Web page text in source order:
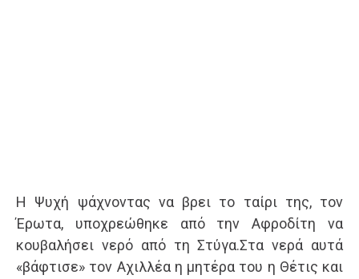
Η Ψυχή ψάχνοντας να βρει το ταίρι της, τον
Έρωτα, υποχρεώθηκε από την Αφροδίτη να
κουβαλήσει νερό από τη Στύγα.Στα νερά αυτά
«βάφτισε» τον Αχιλλέα η μητέρα του η Θέτις και